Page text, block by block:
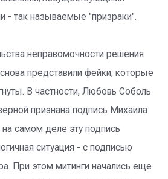
- так называемые "призраки".
неправомочности решения
представили фейки, которые
В частности, Любовь Соболь
признана подпись Михаила
самом деле эту подпись
ситуация - с подписью
При этом митинги начались еще